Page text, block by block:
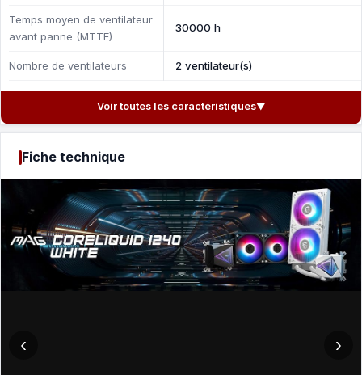
Temps moyen de ventilateur
avant panne (MTTF)
30000 h
Nombre de ventilateurs 2 ventilateur(s)
Voir toutes les caractéristiques▼
Fiche technique
‹ ›